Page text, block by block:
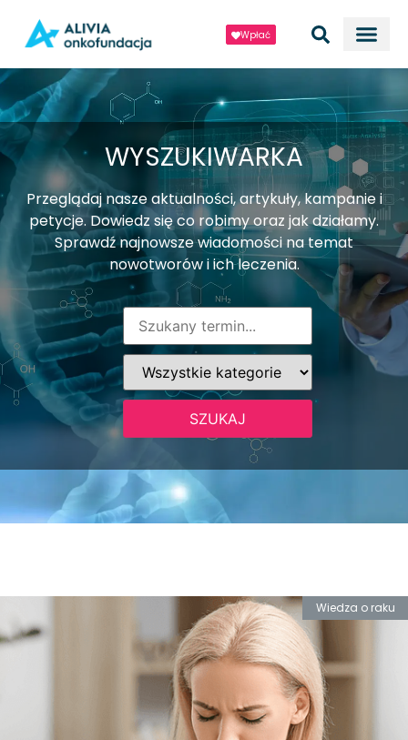
Wpłać
WYSZUKIWARKA
Przeglądaj nasze aktualności, artykuły, kampanie i
petycje. Dowiedz się co robimy oraz jak działamy.
Sprawdź najnowsze wiadomości na temat
nowotworów i ich leczenia.
Wiedza o raku